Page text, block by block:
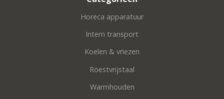
Horeca apparatuur
Intern transport
Koelen & vriezen
Roestvrijstaal
Warmhouden